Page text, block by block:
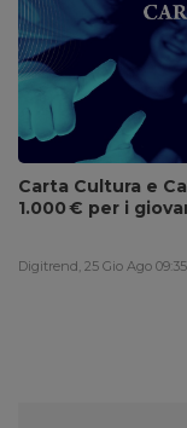
Carta Cultura e
1.000 € per i
Digitrend, 25 Gio Ago 09:35